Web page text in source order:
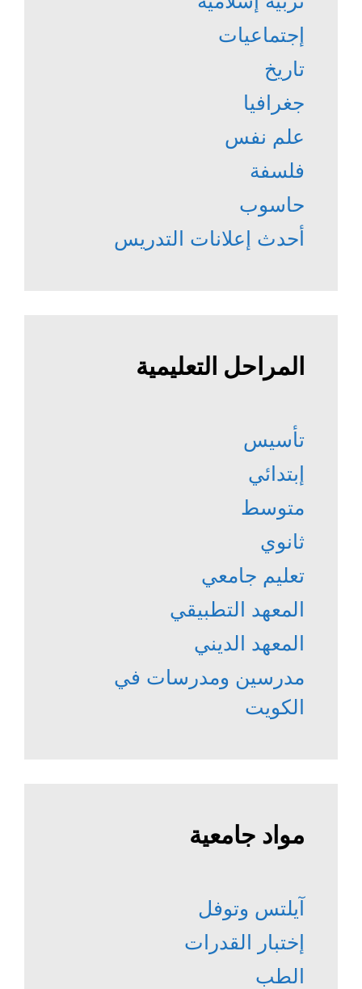
إجتماعيات
تاريخ
جغرافيا
علم نفس
فلسفة
حاسوب
أحدث إعلانات التدريس
المراحل التعليمية
تأسيس
إبتدائي
متوسط
ثانوي
تعليم جامعي
المعهد التطبيقي
المعهد الديني
مدرسين ومدرسات في
الكويت
مواد جامعية
آيلتس وتوفل
إختبار القدرات
الطب